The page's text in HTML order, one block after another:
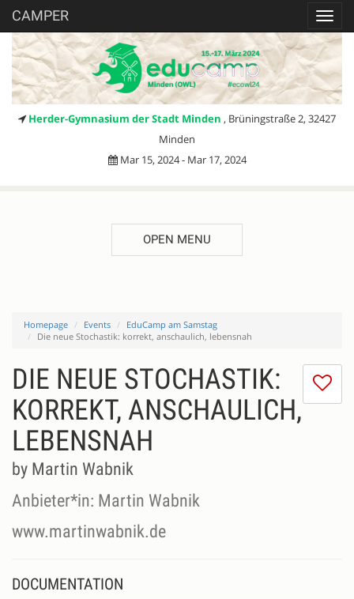
CAMPER
Herder-Gymnasium der Stadt Minden , Brüningstraße 2, 32427
Minden
Mar 15, 2024 - Mar 17, 2024
OPEN MENU
Homepage Events
EduCamp am Samstag
Die neue Stochastik: korrekt, anschaulich, lebensnah
I
DIE NEUE STOCHASTIK:
KORREKT, ANSCHAULICH,
LEBENSNAH
by Martin Wabnik
Anbieter*in: Martin Wabnik
www.martinwabnik.de
DOCUMENTATION